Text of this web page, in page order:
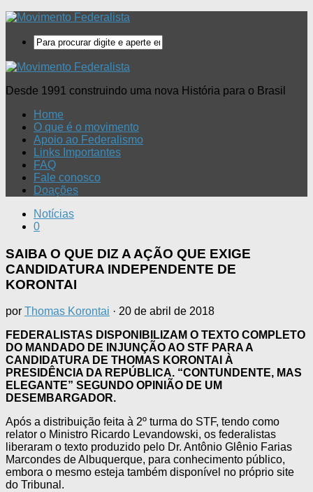
Desde 1991 construindo uma nova História para o Brasil
Home
O que é o movimento
Apoio ao Federalismo
Links Importantes
FAQ
Fale conosco
Doações
Notícias
0
SAIBA O QUE DIZ A AÇÃO QUE EXIGE
CANDIDATURA INDEPENDENTE DE
KORONTAI
por Thomas Korontai · 20 de abril de 2018
FEDERALISTAS DISPONIBILIZAM O TEXTO COMPLETO
DO MANDADO DE INJUNÇÃO AO STF PARA A
CANDIDATURA DE THOMAS KORONTAI À
PRESIDÊNCIA DA REPÚBLICA. “CONTUNDENTE, MAS
ELEGANTE” SEGUNDO OPINIÃO DE UM
DESEMBARGADOR.
Após a distribuição feita à 2º turma do STF, tendo como
relator o Ministro Ricardo Levandowski, os federalistas
liberaram o texto produzido pelo Dr. Antônio Glênio Farias
Marcondes de Albuquerque, para conhecimento público,
embora o mesmo esteja também disponível no próprio site
do Tribunal.